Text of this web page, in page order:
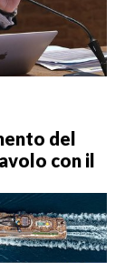
del
con il